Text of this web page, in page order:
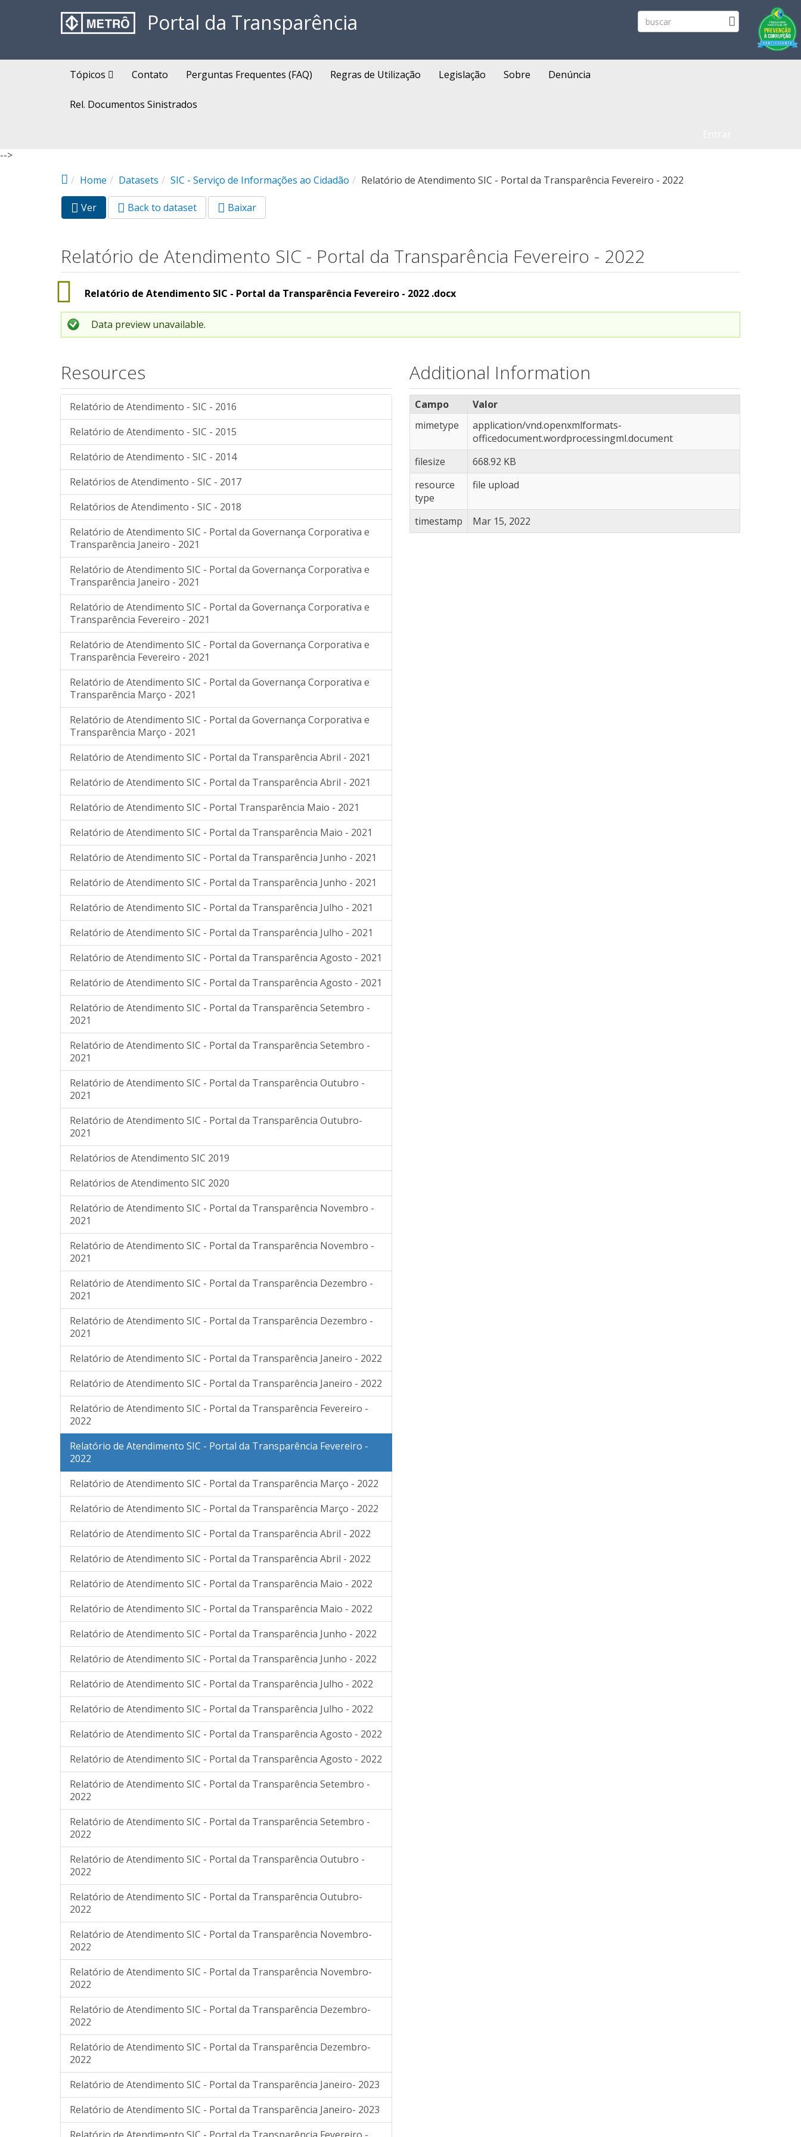
Portal da Transparência
Tópicos Contato Perguntas Frequentes (FAQ) Regras de Utilização Legislação Sobre Denúncia
Rel. Documentos Sinistrados
-->
Home
Datasets SIC - Serviço de Informações ao Cidadão Relatório de Atendimento SIC - Portal da Transparência Fevereiro - 2022
Abas primárias
Ver
ativa)
Back to dataset Baixar
Relatório de Atendimento SIC - Portal da Transparência Fevereiro - 2022
Relatório de Atendimento SIC - Portal da Transparência Fevereiro - 2022 .docx
Data preview unavailable.
Resources
Relatório de Atendimento - SIC - 2016
Relatório de Atendimento - SIC - 2015
Relatório de Atendimento - SIC - 2014
Relatórios de Atendimento - SIC - 2017
Relatórios de Atendimento - SIC - 2018
Relatório de Atendimento SIC - Portal da Governança Corporativa e
Transparência Janeiro - 2021
Relatório de Atendimento SIC - Portal da Governança Corporativa e
Transparência Janeiro - 2021
Relatório de Atendimento SIC - Portal da Governança Corporativa e
Transparência Fevereiro - 2021
Relatório de Atendimento SIC - Portal da Governança Corporativa e
Transparência Fevereiro - 2021
Relatório de Atendimento SIC - Portal da Governança Corporativa e
Transparência Março - 2021
Relatório de Atendimento SIC - Portal da Governança Corporativa e
Transparência Março - 2021
Relatório de Atendimento SIC - Portal da Transparência Abril - 2021
Relatório de Atendimento SIC - Portal da Transparência Abril - 2021
Relatório de Atendimento SIC - Portal Transparência Maio - 2021
Relatório de Atendimento SIC - Portal da Transparência Maio - 2021
Relatório de Atendimento SIC - Portal da Transparência Junho - 2021
Relatório de Atendimento SIC - Portal da Transparência Junho - 2021
Relatório de Atendimento SIC - Portal da Transparência Julho - 2021
Relatório de Atendimento SIC - Portal da Transparência Julho - 2021
Relatório de Atendimento SIC - Portal da Transparência Agosto - 2021
Relatório de Atendimento SIC - Portal da Transparência Agosto - 2021
Relatório de Atendimento SIC - Portal da Transparência Setembro -
2021
Relatório de Atendimento SIC - Portal da Transparência Setembro -
2021
Relatório de Atendimento SIC - Portal da Transparência Outubro -
2021
Relatório de Atendimento SIC - Portal da Transparência Outubro-
2021
Relatórios de Atendimento SIC 2019
Relatórios de Atendimento SIC 2020
Relatório de Atendimento SIC - Portal da Transparência Novembro -
2021
Relatório de Atendimento SIC - Portal da Transparência Novembro -
2021
Relatório de Atendimento SIC - Portal da Transparência Dezembro -
2021
Relatório de Atendimento SIC - Portal da Transparência Dezembro -
2021
Relatório de Atendimento SIC - Portal da Transparência Janeiro - 2022
Relatório de Atendimento SIC - Portal da Transparência Janeiro - 2022
Relatório de Atendimento SIC - Portal da Transparência Fevereiro -
2022
Relatório de Atendimento SIC - Portal da Transparência Fevereiro -
2022
Relatório de Atendimento SIC - Portal da Transparência Março - 2022
Relatório de Atendimento SIC - Portal da Transparência Março - 2022
Relatório de Atendimento SIC - Portal da Transparência Abril - 2022
Relatório de Atendimento SIC - Portal da Transparência Abril - 2022
Relatório de Atendimento SIC - Portal da Transparência Maio - 2022
Relatório de Atendimento SIC - Portal da Transparência Maio - 2022
Relatório de Atendimento SIC - Portal da Transparência Junho - 2022
Relatório de Atendimento SIC - Portal da Transparência Junho - 2022
Relatório de Atendimento SIC - Portal da Transparência Julho - 2022
Relatório de Atendimento SIC - Portal da Transparência Julho - 2022
Relatório de Atendimento SIC - Portal da Transparência Agosto - 2022
Relatório de Atendimento SIC - Portal da Transparência Agosto - 2022
Relatório de Atendimento SIC - Portal da Transparência Setembro -
2022
Relatório de Atendimento SIC - Portal da Transparência Setembro -
2022
Relatório de Atendimento SIC - Portal da Transparência Outubro -
2022
Relatório de Atendimento SIC - Portal da Transparência Outubro-
2022
Relatório de Atendimento SIC - Portal da Transparência Novembro-
2022
Relatório de Atendimento SIC - Portal da Transparência Novembro-
2022
Relatório de Atendimento SIC - Portal da Transparência Dezembro-
2022
Relatório de Atendimento SIC - Portal da Transparência Dezembro-
2022
Relatório de Atendimento SIC - Portal da Transparência Janeiro- 2023
Relatório de Atendimento SIC - Portal da Transparência Janeiro- 2023
Additional Information
Campo
Valor
mimetype
application/vnd.openxmlformats-
officedocument.wordprocessingml.document
filesize
668.92 KB
resource
type
file upload
timestamp Mar 15, 2022